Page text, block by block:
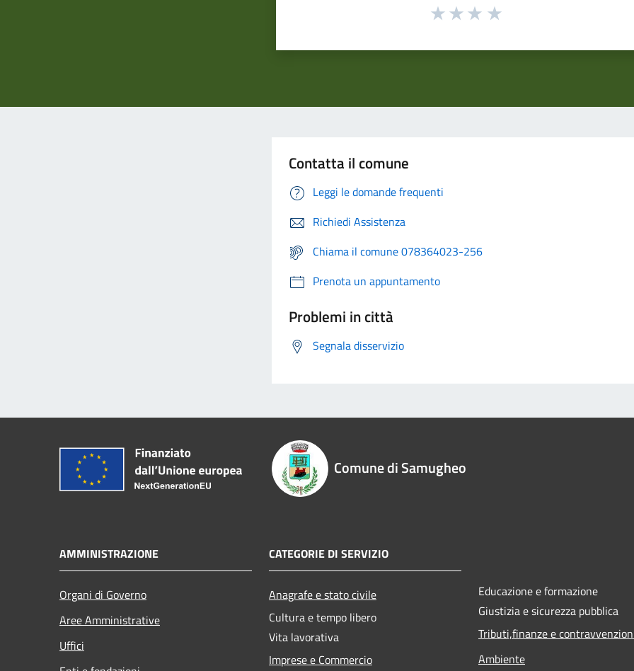
Contatta il comune
Leggi le domande frequenti
Richiedi Assistenza
Chiama il comune 078364023-256
Prenota un appuntamento
Problemi in città
Segnala disservizio
Comune di Samugheo
AMMINISTRAZIONE
Organi di Governo
Aree Amministrative
Uffici
CATEGORIE DI SERVIZIO
Anagrafe e stato civile
Cultura e tempo libero
Vita lavorativa
Imprese e Commercio
Educazione e formazione
Giustizia e sicurezza pubblica
Tributi,finanze e
Ambiente